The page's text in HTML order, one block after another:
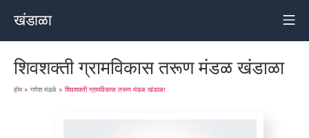
खंडाळा
शिवशक्ती ग्रामविकास तरूण मंडळ खंडाळा
होम» गणेश मंडळे » शिवशक्ती ग्रामविकास तरूण मंडळ खंडाळा